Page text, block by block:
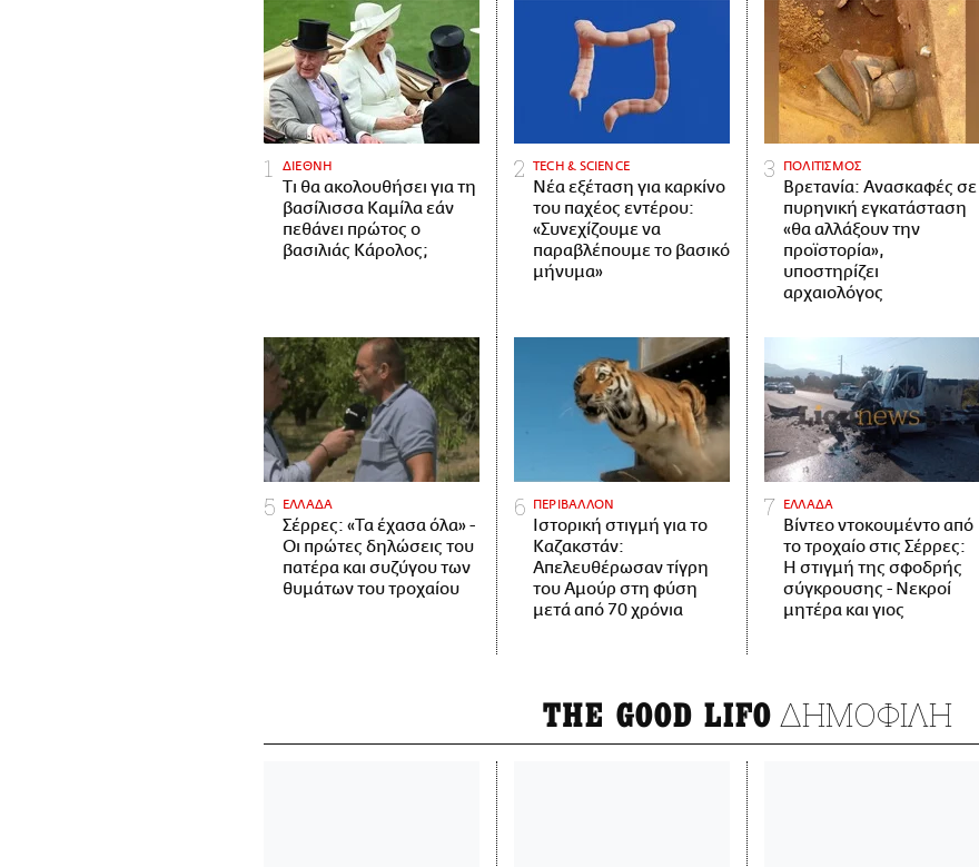
ΔΙΕΘΝΗ
Τι θα ακολουθήσει για τη
βασίλισσα Καμίλα εάν
πεθάνει πρώτος ο
βασιλιάς Κάρολος;
ΤECH & SCIENCE
Νέα εξέταση για καρκίνο
του παχέος εντέρου:
«Συνεχίζουμε να
παραβλέπουμε το βασικό
μήνυμα»
ΠΟΛΙΤΙΣΜΟΣ
Βρετανία: Ανασκαφές σε
πυρηνική εγκατάσταση
«θα αλλάξουν την
προϊστορία»,
υποστηρίζει
αρχαιολόγος
ΕΛΛΑΔΑ
Σέρρες: «Τα έχασα όλα» -
Οι πρώτες δηλώσεις του
πατέρα και συζύγου των
θυμάτων του τροχαίου
ΠΕΡΙΒΑΛΛΟΝ
Ιστορική στιγμή για το
Καζακστάν:
Απελευθέρωσαν τίγρη
του Αμούρ στη φύση
μετά από 70 χρόνια
ΕΛΛΑΔΑ
Βίντεο ντοκουμέντο από
το τροχαίο στις Σέρρες:
Η στιγμή της σφοδρής
σύγκρουσης - Νεκροί
μητέρα και γιος
THE GOOD LIFO ΔΗΜΟΦΙΛΗ